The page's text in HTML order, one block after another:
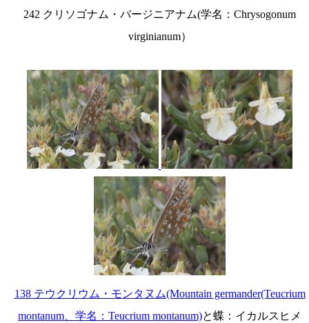
242 クリソゴナム・バージニアナム(学名：Chrysogonum
virginianum）
138 テウクリウム・モンタヌム(Mountain germander(Teucrium
montanum、学名：Teucrium montanum)と蝶：イカルスヒメ